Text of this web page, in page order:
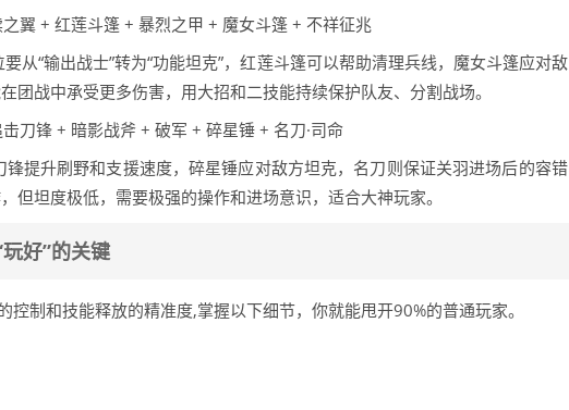
翼 + 红莲斗篷 + 暴烈之甲 + 魔女斗篷 + 不祥征兆
从“输出战士”转为“功能坦克”，红莲斗篷可以帮助清理兵线，魔女斗篷应对敌
团战中承受更多伤害，用大招和二技能持续保护队友、分割战场。
刀锋 + 暗影战斧 + 破军 + 碎星锤 + 名刀·司命
提升刷野和支援速度，碎星锤应对敌方坦克，名刀则保证关羽进场后的容错
但坦度极低，需要极强的操作和进场意识，适合大神玩家。
好”的关键
控制和技能释放的精准度,掌握以下细节，你就能甩开90%的普通玩家。